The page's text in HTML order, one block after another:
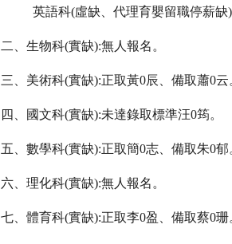
英語科(虛缺、代理育嬰留職停薪缺
二、生物科(實缺):無人報名。
三、美術科(實缺):正取黃0辰、備取蕭0云
四、國文科(實缺):未達錄取標準汪0筠。
五、數學科(實缺):正取簡0志、備取朱0郁
六、理化科(實缺):無人報名。
七、體育科(實缺):正取李0盈、備取蔡0珊